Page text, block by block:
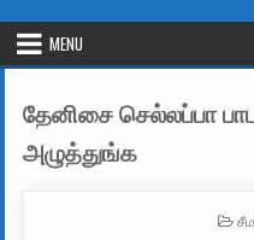
MENU
தேனிசை செல்லப்பா
அழுத்துங்க